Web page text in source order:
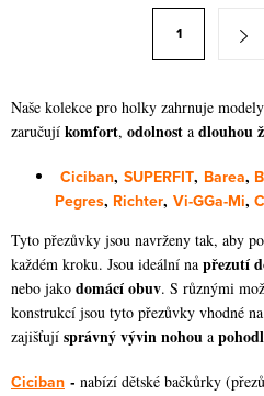
c
í
k
y
v
ý
i
á
n
v
á
n
í
1
Naše kolekce pro holky zahrnuje
zaručují komfort, odolnost a dlouhou
Ciciban, SUPERFIT, Barea,
Pegres, Richter, Vi-GGa-Mi,
Tyto přezůvky jsou navrženy tak, aby
každém kroku. Jsou ideální na přezutí
nebo jako domácí obuv. S různými
konstrukcí jsou tyto přezůvky vhodné na
zajišťují správný vývin nohou a
Ciciban - nabízí dětské bačkůrky